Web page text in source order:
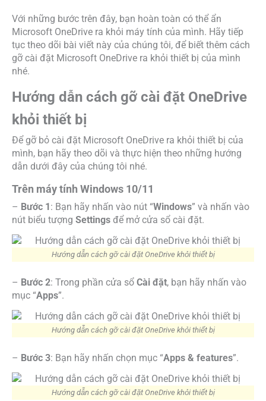
Với những bước trên đây, bạn hoàn toàn có thể ẩn
Microsoft OneDrive ra khỏi máy tính của mình. Hãy tiếp
tục theo dõi bài viết này của chúng tôi, để biết thêm cách
gỡ cài đặt Microsoft OneDrive ra khỏi thiết bị của mình
nhé.
Hướng dẫn cách gỡ cài đặt OneDrive
khỏi thiết bị
Để gỡ bỏ cài đặt Microsoft OneDrive ra khỏi thiết bị của
mình, bạn hãy theo dõi và thực hiện theo những hướng
dẫn dưới đây của chúng tôi nhé.
Trên máy tính Windows 10/11
– Bước 1 : Bạn hãy nhấn vào nút “Windows” và nhấn vào
nút biểu tượng Settings để mở cửa sổ cài đặt.
Hướng dẫn cách gỡ cài đặt OneDrive khỏi thiết bị
– Bước 2: Trong phần cửa sổ Cài đặt, bạn hãy nhấn vào
mục “Apps”.
Hướng dẫn cách gỡ cài đặt OneDrive khỏi thiết bị
– Bước 3: Bạn hãy nhấn chọn mục “Apps & features”.
Hướng dẫn cách gỡ cài đặt OneDrive khỏi thiết bị